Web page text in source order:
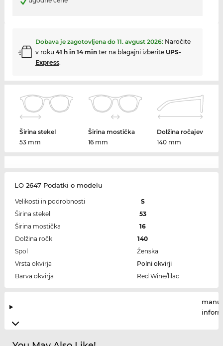
Dobava je zagotovljena do 11. avgust 2026: Naročite
v roku 41 h in 14 minter na blagajni izberite UPS-
Express.
Širina stekel
53 mm
Širina mostička
16 mm
Dolžina ročajev
140 mm
LO 2647 Podatki o modelu
Velikosti in podrobnosti
S
Širina stekel
53
Širina mostička
16
Dolžina ročk
140
Spol
Ženska
Vrsta okvirja
Polni okvirji
Barva okvirja
Red Wine/lilac